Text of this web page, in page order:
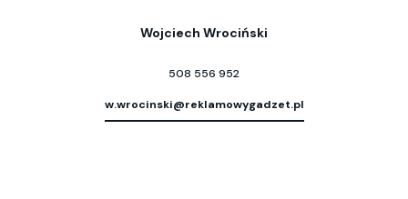
Wojciech Wrociński
508 556 952
w.wrocinski@reklamowygadzet.pl